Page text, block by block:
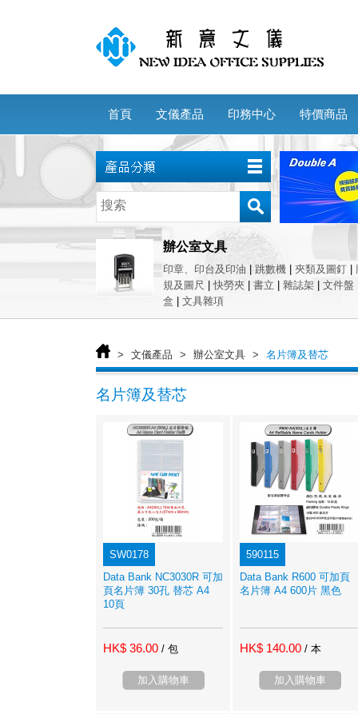
首頁 文儀產品 印務中心 特價商品
辦公室文具
印章、印台及印油 跳數機 夾類及圖釘
規及圖尺
|快勞夾 書立 雜誌架 文件盤
盒
文具雜項
> 文儀產品 > 辦公室文具 > 名片簿及替芯
名片簿及替芯
SW0178
Data Bank NC3030R 可加
頁名片簿 30孔 替芯 A4
10頁
HK$ 36.00 / 包
加入購物車
590115
Data Bank R600 可加頁
名片簿 A4 600片 黑色
HK$ 140.00 / 本
加入購物車